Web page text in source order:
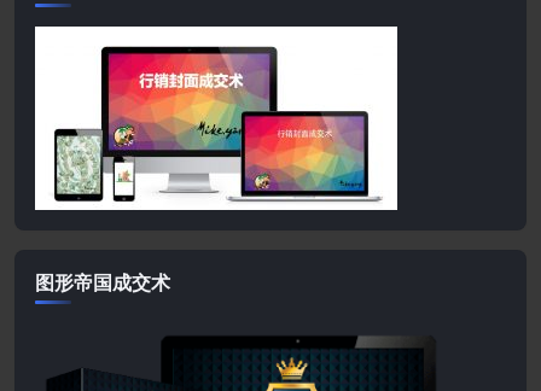
图形帝国成交术